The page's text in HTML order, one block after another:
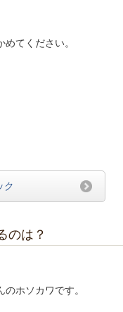
てください。
ク
のは？
ホソカワです。